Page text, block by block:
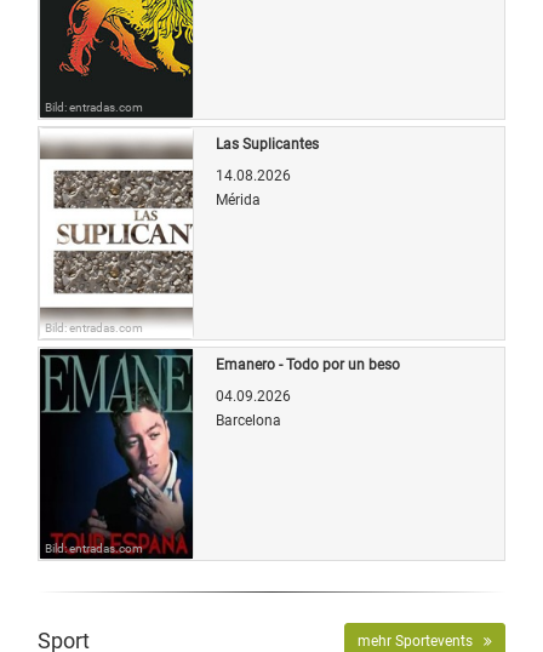
Bild: entradas.com
Bild: entradas.com
Las Suplicantes
14.08.2026
Mérida
Bild: entradas.com
Emanero - Todo por un beso
04.09.2026
Barcelona
Sport mehr Sportevents